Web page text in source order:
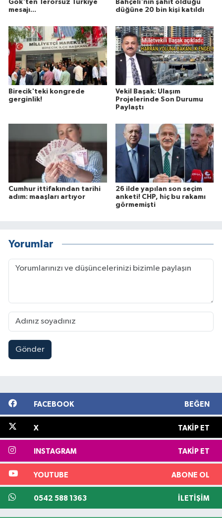
Gök'ten Terörsüz Türkiye
mesajı...
Bahçeli'nin şahit olduğu
düğüne 20 bin kişi katıldı
Birecik'teki kongrede
gerginlik!
Vekil Başak: Ulaşım
Projelerinde Son Durumu
Paylaştı
Cumhur ittifakından tarihi
adım: maaşları artıyor
26 ilde yapılan son seçim
anketi! CHP, hiç bu rakamı
görmemişti
Yorumlar
Gönder
FACEBOOK BEĞEN
X TAKIP ET
INSTAGRAM TAKIP ET
YOUTUBE ABONE OL
0542 588 1363 İLETIŞIM